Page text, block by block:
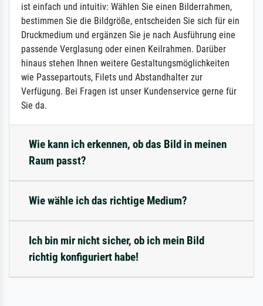
ist einfach und intuitiv: Wählen Sie einen Bilderrahmen,
bestimmen Sie die Bildgröße, entscheiden Sie sich für ein
Druckmedium und ergänzen Sie je nach Ausführung eine
passende Verglasung oder einen Keilrahmen. Darüber
hinaus stehen Ihnen weitere Gestaltungsmöglichkeiten
wie Passepartouts, Filets und Abstandhalter zur
Verfügung. Bei Fragen ist unser Kundenservice gerne für
Sie da.
Wie kann ich erkennen, ob das Bild in meinen
Raum passt?
Wie wähle ich das richtige Medium?
Ich bin mir nicht sicher, ob ich mein Bild
richtig konfiguriert habe!